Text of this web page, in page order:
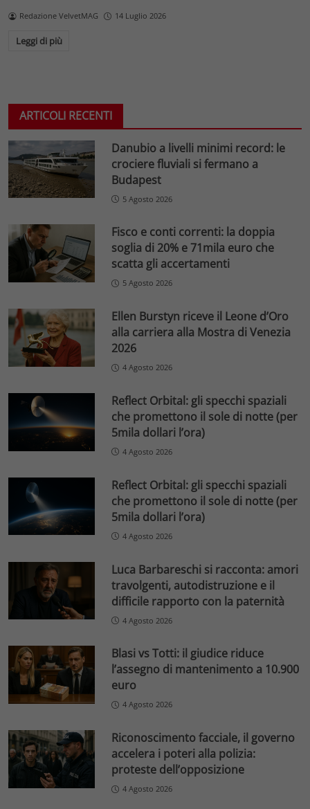
Redazione VelvetMAG 14 Luglio 2026
Leggi di più
ARTICOLI RECENTI
Danubio a livelli minimi record: le
crociere fluviali si fermano a
Budapest
5 Agosto 2026
Fisco e conti correnti: la doppia
soglia di 20% e 71mila euro che
scatta gli accertamenti
5 Agosto 2026
Ellen Burstyn riceve il Leone d’Oro
alla carriera alla Mostra di Venezia
2026
4 Agosto 2026
Reflect Orbital: gli specchi spaziali
che promettono il sole di notte (per
5mila dollari l’ora)
4 Agosto 2026
Reflect Orbital: gli specchi spaziali
che promettono il sole di notte (per
5mila dollari l’ora)
4 Agosto 2026
Luca Barbareschi si racconta: amori
travolgenti, autodistruzione e il
difficile rapporto con la paternità
4 Agosto 2026
Blasi vs Totti: il giudice riduce
l’assegno di mantenimento a 10.900
euro
4 Agosto 2026
Riconoscimento facciale, il governo
accelera i poteri alla polizia:
proteste dell’opposizione
4 Agosto 2026